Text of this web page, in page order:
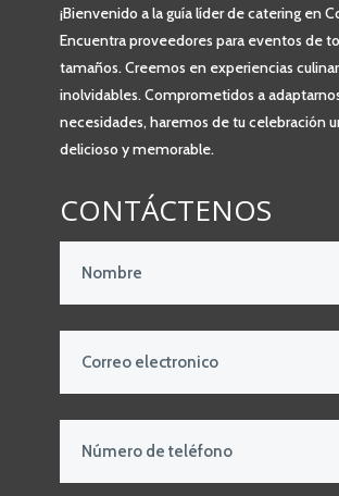
¡Bienvenido a la guía líder de catering en
Encuentra proveedores para eventos de
tamaños. Creemos en experiencias
inolvidables. Comprometidos a
necesidades, haremos de tu celebración
delicioso y memorable.
CONTÁCTENOS